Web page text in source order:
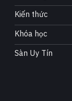
Kiến thức
Khóa học
Sàn Uy Tín